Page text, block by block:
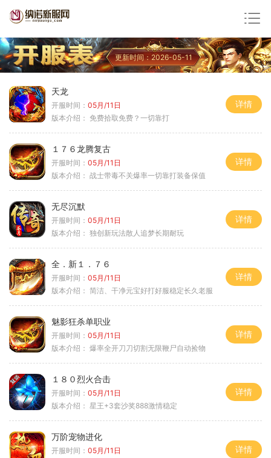
更新时间：2026-05-11
天龙
开服时间： 05月/11日
版本介绍： 免费拾取免费？一切靠打
详情
１７６龙腾复古
开服时间： 05月/11日
版本介绍： 战士带毒不关爆率一切靠打装备保值
详情
无尽沉默
开服时间： 05月/11日
版本介绍： 独创新玩法散人追梦长期耐玩
详情
全．新１．７６
开服时间： 05月/11日
版本介绍： 简洁、干净元宝好打好服稳定长久老服
详情
魅影狂杀单职业
开服时间： 05月/11日
版本介绍： 爆率全开刀刀切割无限鞭尸自动捡物
详情
１８０烈火合击
开服时间： 05月/11日
版本介绍： 星王+3套沙奖888激情稳定
详情
万阶宠物进化
开服时间： 05月/11日
详情